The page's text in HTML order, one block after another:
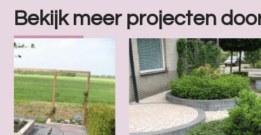
Bekijk meer projecten